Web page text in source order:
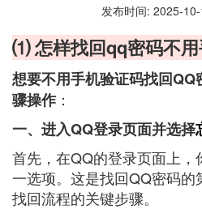
发布时间: 2025-
⑴ 怎样找回qq密码不
想要不用手机验证码找回
骤操作：
一、进入QQ登录页面并选择
首先，在QQ的登录页面上，
一选项。这是找回QQ密码
找回流程的关键步骤。